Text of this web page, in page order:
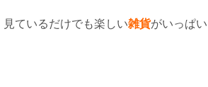
見ているだけでも楽しい雑貨がいっぱい